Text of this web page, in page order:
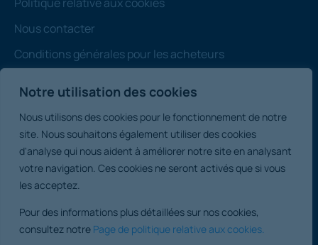
Notre utilisation des cookies
Nous utilisons des cookies pour le fonctionnement de notre
site. Nous souhaitons également utiliser des cookies
d'analyse qui nous aident à améliorer notre site en analysant
votre navigation. Ces cookies ne seront activés que si vous
les acceptez.
Pour des informations plus détaillées sur nos cookies,
consultez notre Page de politique relative aux cookies.
Politique relative aux cookies
Nous contacter
Conditions générales pour les acheteurs
Remarque : Tous les prix indiqués sont soumis au
contrat et hors TVA.
Ventes de propriétés commerciales